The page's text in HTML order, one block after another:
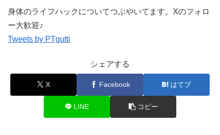
身体のライフハックについてつぶやいてます。Xのフォロ
ー大歓迎♪
Tweets by PTgutti
シェアする
X Facebook はてブ
LINE コピー